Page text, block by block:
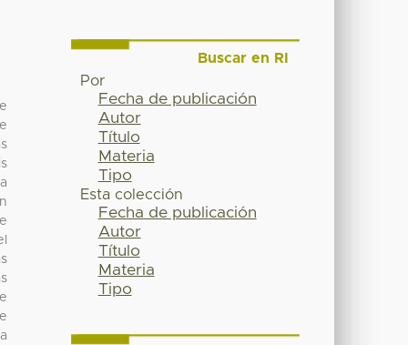
Buscar en RI
Por
Fecha de publicación
Autor
Título
Materia
Tipo
Esta colección
Fecha de publicación
Autor
Título
Materia
Tipo